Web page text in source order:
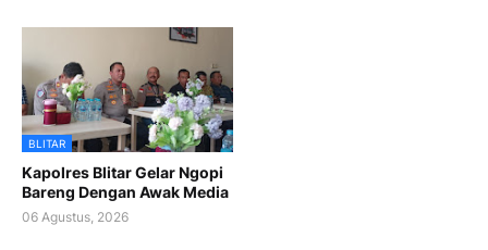
BLITAR
Kapolres Blitar Gelar Ngopi
Bareng Dengan Awak Media
06 Agustus, 2026